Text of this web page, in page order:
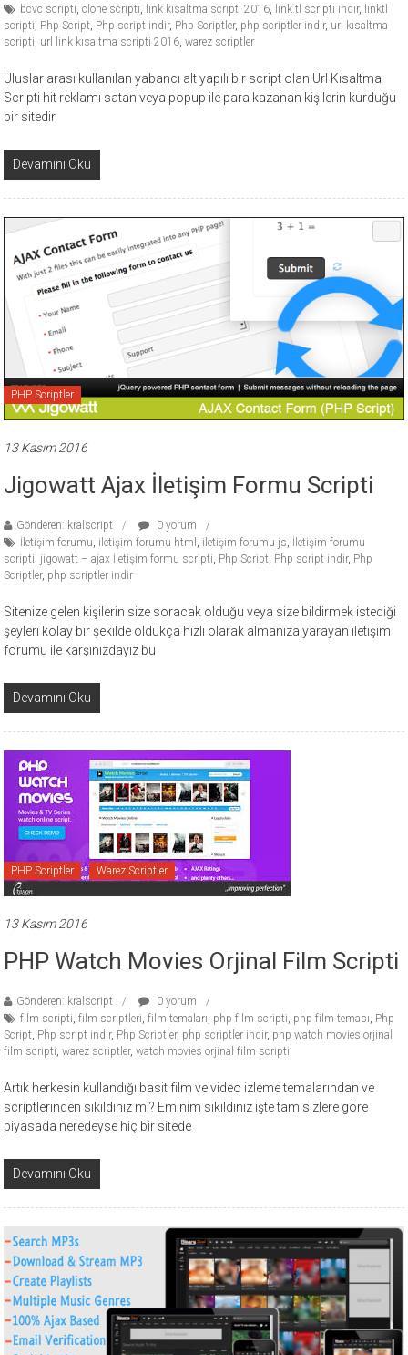
bcvc scripti,clone scripti, link kısaltma scripti 2016, link.tl scripti indir, linktl
scripti, Php Script, Php script indir, Php Scriptler, php scriptler indir, url kısaltma
scripti, url link kısaltma scripti 2016,warez scriptler
Uluslar arası kullanılan yabancı alt yapılı bir script olan Url Kısaltma
Scripti hit reklamı satan veya popup ile para kazanan kişilerin kurduğu
bir sitedir
Devamını Oku
PHP Scriptler
13 Kasım 2016
Jigowatt Ajax İletişim Formu Scripti
Gönderen: kralscript
0 yorum
İletişim forumu, iletişim forumu html , iletişim forumu js, İletişim forumu
scripti, jigowatt – ajax İletişim formu scripti, Php Script, Php script indir, Php
Scriptler, php scriptler indir
Sitenize gelen kişilerin size soracak olduğu veya size bildirmek istediği
şeyleri kolay bir şekilde oldukça hızlı olarak almanıza yarayan iletişim
forumu ile karşınızdayız bu
Devamını Oku
PHP Scriptler Warez Scriptler
13 Kasım 2016
PHP Watch Movies Orjinal Film Scripti
Gönderen: kralscript
0 yorum
film scripti,film scriptleri,film temaları, php film scripti, php film teması, Php
Script, Php script indir, Php Scriptler, php scriptler indir, php watch movies orjinal
film scripti,warez scriptler,watch movies orjinal film scripti
Artık herkesin kullandığı basit film ve video izleme temalarından ve
scriptlerinden sıkıldınız mı? Eminim sıkıldınız işte tam sizlere göre
piyasada neredeyse hiç bir sitede
Devamını Oku